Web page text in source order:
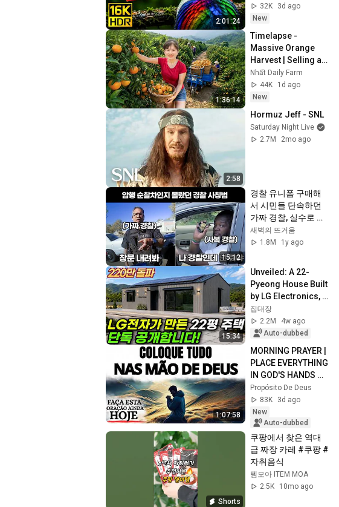
2:01:24
(4K Video • 8K
ULTRA HD TV)
32K
3d ago
New
1:36:14
Timelapse -
Massive Orange
Harvest | Selling at
the Country Market
Nhất Daily Farm
44K
1d ago
New
2:58
Hormuz Jeff - SNL
Saturday Night Live
2.7M
2mo ago
15:12
경찰 유니폼 구매해
서 시민들 단속하던
가짜 경찰, 실수로 사
복 경찰을 세우는데..
새벽의 뜨거움
1.8M
1y ago
15:34
Unveiled: A 22-
Pyeong House Built
by LG Electronics,
Even Equipped with
Solar Panels! What
Happen...
집대장
2.2M
4w ago
Auto-dubbed
1:07:58
MORNING PRAYER |
PLACE EVERYTHING
IN GOD'S HANDS
AND REST
Propósito De Deus
83K
3d ago
New
Auto-dubbed
Shorts
쿠팡에서 찾은 역대
급 짜장 카레 #쿠팡 #
자취음식
템모아 ITEM MOA
2.5K
10mo ago